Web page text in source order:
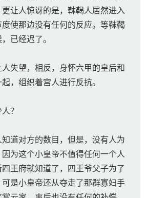
让人惊讶的是，靺鞨人居然进入
使那边没有任何的反应。等靺鞨
已经迟了。
失望，相反，身怀六甲的皇后和
，组织着宫人进行反抗。
？
道对方的数目，但是，没有人为
为这个小皇帝不值得任何一个人
王府就知道了，四王爷父子为了
是小皇帝还从夺走了那群寡妇手